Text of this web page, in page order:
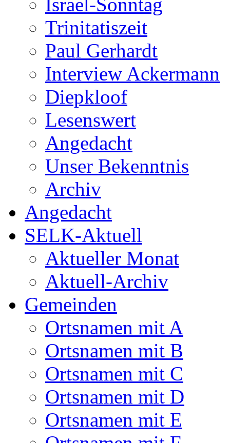
Trinitatiszeit
Paul Gerhardt
Interview Ackermann
Diepkloof
Lesenswert
Angedacht
Unser Bekenntnis
Archiv
Angedacht
SELK-Aktuell
Aktueller Monat
Aktuell-Archiv
Gemeinden
Ortsnamen mit A
Ortsnamen mit B
Ortsnamen mit C
Ortsnamen mit D
Ortsnamen mit E